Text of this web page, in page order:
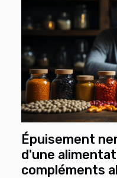
Épuisement
d'une
compléments